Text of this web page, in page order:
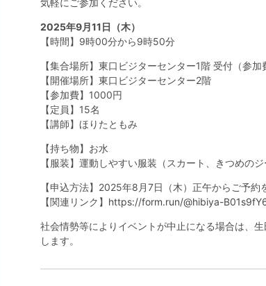
気軽にご参加ください。
2025年9月11日（木）
【時間】9時00分から9時50分
【集合場所】東口ビジターセンター1階 受付（参加
【開催場所】東口ビジターセンター2階
【参加費】1000円
【定員】15名
【講師】ほりたともみ
【持ち物】お水
【服装】運動しやすい服装（スカート、きつめのジ
【申込方法】2025年8月7日（木）正午からご予約
【関連リンク】 https://form.run/@hibiya-
社会情勢等によりイベントが中止になる場合は、
します。